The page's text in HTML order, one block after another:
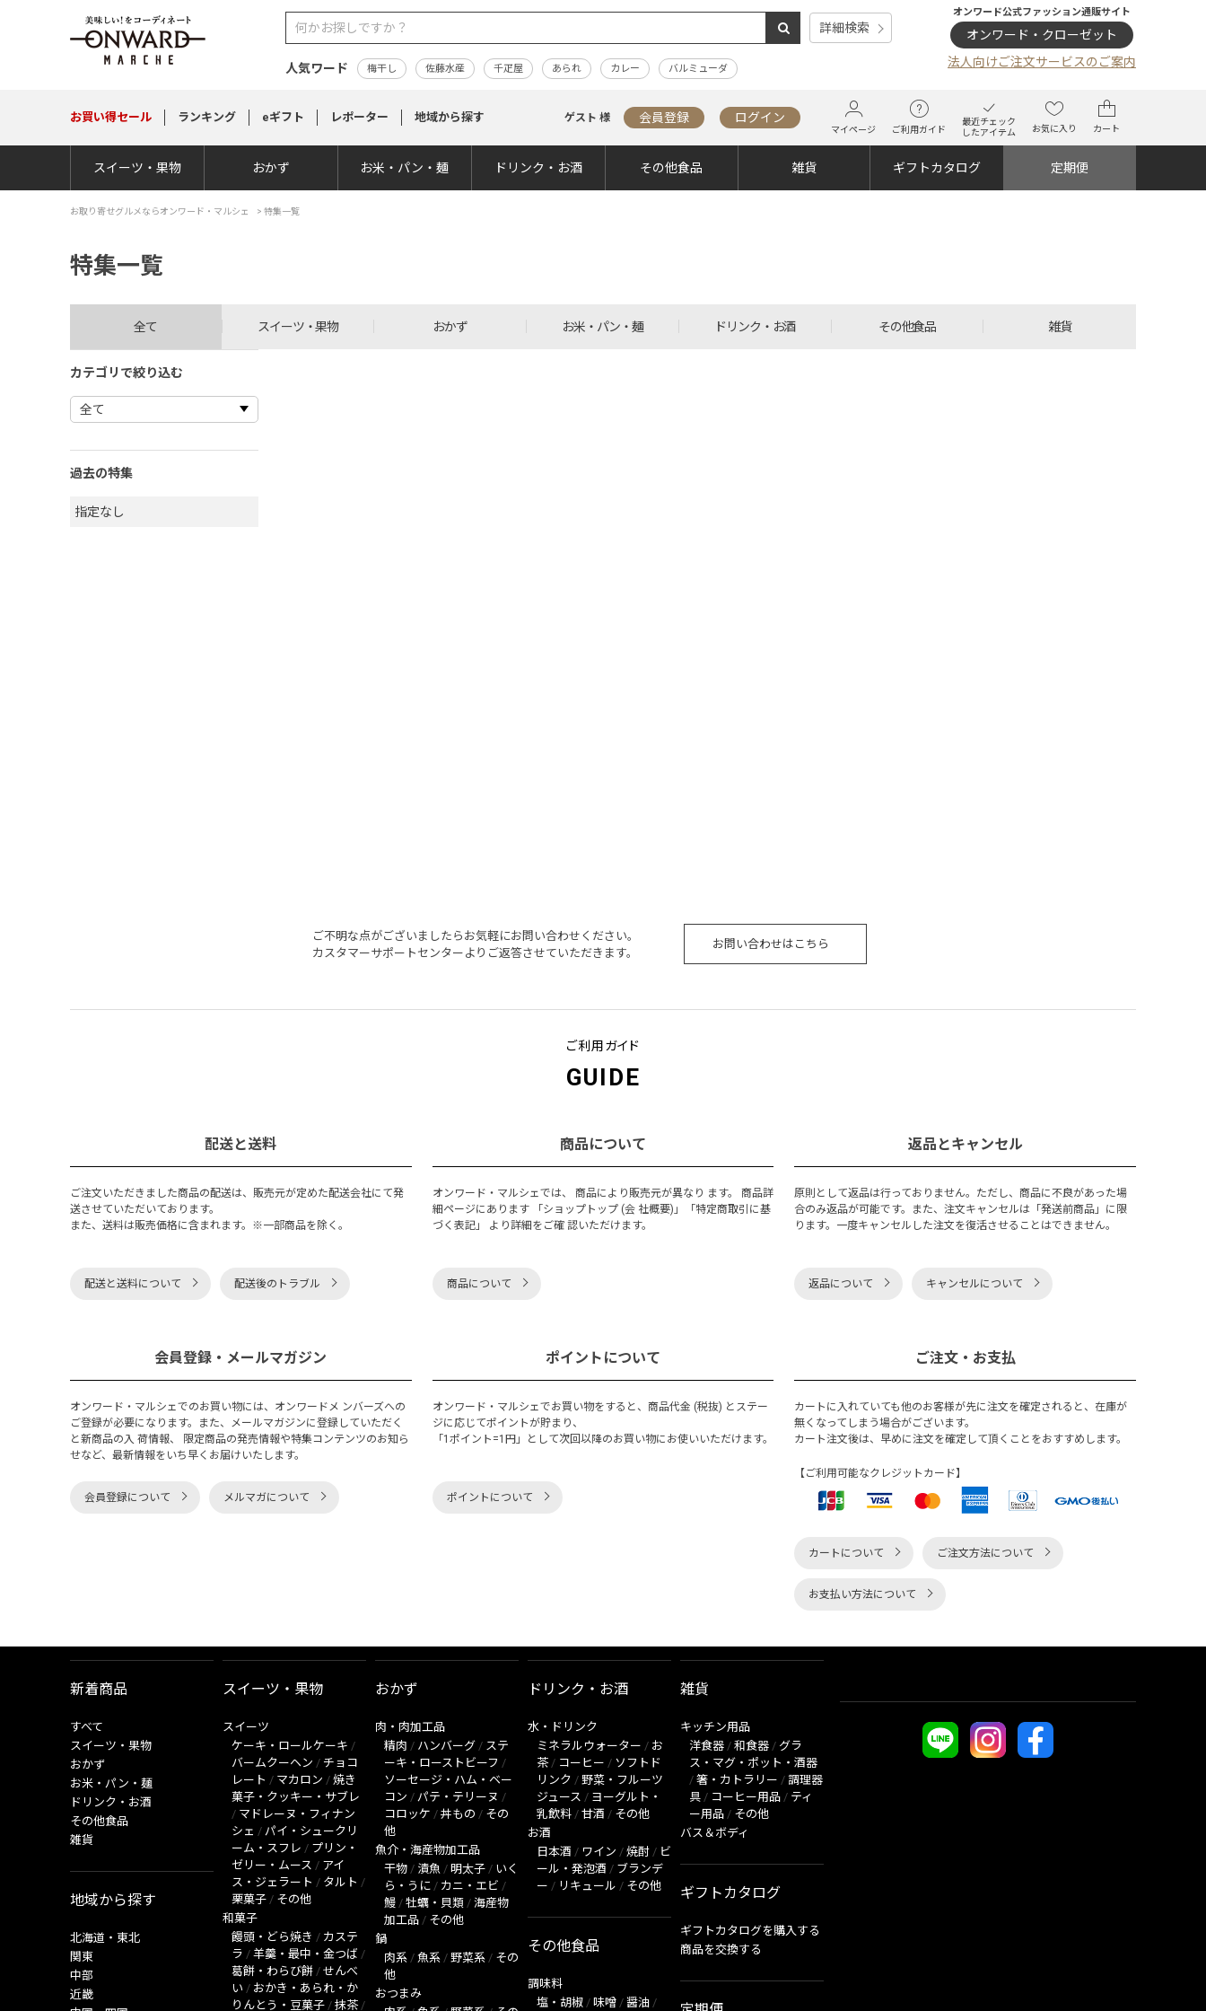
詳細検索
人気ワード 梅干し 佐藤水産 千疋屋 あられ カレー バルミューダ
オンワード公式ファッション通販サイト
オンワード・クローゼット
法人向けご注文サービスのご案内
お買い得セール ランキング eギフト レポーター 地域から探す ゲスト 様 会員登録 ログイン
マイページ ご利用ガイド
最近チェック
したアイテム
お気に入り カート
スイーツ・果物 おかず お米・パン・麺 ドリンク・お酒 その他食品 雑貨 ギフトカタログ 定期便
お取り寄せグルメならオンワード・マルシェ > 特集一覧
特集一覧
全て スイーツ・果物 おかず お米・パン・麺 ドリンク・お酒 その他食品 雑貨
カテゴリで絞り込む
過去の特集
指定なし
ご不明な点がございましたらお気軽にお問い合わせください。
カスタマーサポートセンターよりご返答させていただきます。
お問い合わせはこちら
ご利用ガイド
GUIDE
配送と送料
ご注文いただきました商品の配送は、販売元が定めた配送会社にて発
送させていただいております。
また、送料は販売価格に含まれます。※一部商品を除く。
配送と送料について 配送後のトラブル
商品について
オンワード・マルシェでは、 商品により販売元が異なり ます。 商品詳
細ページにあります 「ショップトップ (会 社概要)」「特定商取引に基
づく表記」 より詳細をご確 認いただけます。
商品について
返品とキャンセル
原則として返品は行っておりません。ただし、商品に不良があった場
合のみ返品が可能です。また、注文キャンセルは「発送前商品」に限
ります。一度キャンセルした注文を復活させることはできません。
返品について キャンセルについて
会員登録・メールマガジン
オンワード・マルシェでのお買い物には、オンワードメ ンバーズへの
ご登録が必要になります。また、メールマガジンに登録していただく
と新商品の入 荷情報、 限定商品の発売情報や特集コンテンツのお知ら
せなど、最新情報をいち早くお届けいたします。
会員登録について メルマガについて
ポイントについて
オンワード・マルシェでお買い物をすると、商品代金 (税抜) とステー
ジに応じてポイントが貯まり、
「1ポイント=1円」として次回以降のお買い物にお使いいただけます。
ポイントについて
ご注文・お支払
カートに入れていても他のお客様が先に注文を確定されると、在庫が
無くなってしまう場合がございます。
カート注文後は、早めに注文を確定して頂くことをおすすめします。
【ご利用可能なクレジットカード】
カートについて ご注文方法について
お支払い方法について
新着商品
すべて
スイーツ・果物
おかず
お米・パン・麺
ドリンク・お酒
その他食品
雑貨
地域から探す
北海道・東北
関東
中部
近畿
スイーツ・果物
スイーツ
ケーキ・ロールケーキ /
バームクーヘン / チョコ
レート / マカロン / 焼き
菓子・クッキー・サブレ
/ マドレーヌ・フィナン
シェ / パイ・シュークリ
ーム・スフレ / プリン・
ゼリー・ムース / アイ
ス・ジェラート / タルト /
栗菓子 / その他
和菓子
饅頭・どら焼き / カステ
ラ / 羊羹・最中・金つば /
葛餅・わらび餅 / せんべ
い / おかき・あられ・か
りんとう・豆菓子 / 抹茶 /
おかず
肉・肉加工品
精肉 / ハンバーグ / ステ
ーキ・ローストビーフ /
ソーセージ・ハム・ベー
コン / パテ・テリーヌ /
コロッケ / 丼もの / その
他
魚介・海産物加工品
干物 / 漬魚 / 明太子 / いく
ら・うに / カニ・エビ /
鰻 / 牡蠣・貝類 / 海産物
加工品 / その他
鍋
肉系 / 魚系 / 野菜系 / その
他
おつまみ
ドリンク・お酒
水・ドリンク
ミネラルウォーター / お
茶 / コーヒー / ソフトド
リンク / 野菜・フルーツ
ジュース / ヨーグルト・
乳飲料 / 甘酒 / その他
お酒
日本酒 / ワイン / 焼酎 / ビ
ール・発泡酒 / ブランデ
ー / リキュール / その他
その他食品
調味料
塩・胡椒 / 味噌 / 醤油 /
雑貨
キッチン用品
洋食器 / 和食器 / グラ
ス・マグ・ポット・酒器
/ 箸・カトラリー / 調理器
具 / コーヒー用品 / ティ
ー用品 / その他
バス＆ボディ
ギフトカタログ
ギフトカタログを購入する
商品を交換する